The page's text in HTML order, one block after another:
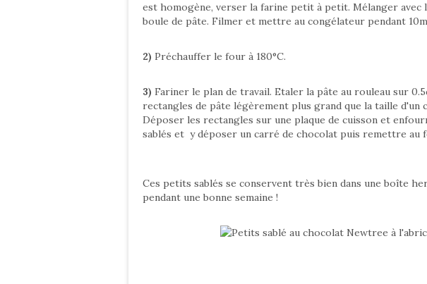
est homogène, verser la farine petit à petit. Mélanger
boule de pâte. Filmer et mettre au congélateur pendant
2) Préchauffer le four à 180°C.
3) Fariner le plan de travail. Etaler la pâte au rouleau sur
rectangles de pâte légèrement plus grand que la taille d'un
Déposer les rectangles sur une plaque de cuisson et
sablés et y déposer un carré de chocolat puis remettre au
Ces petits sablés se conservent très bien dans une boîte
pendant une bonne semaine !